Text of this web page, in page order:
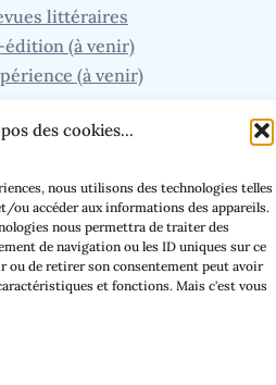
des cookies...
nous utilisons des technologies telles
ou accéder aux informations des appareils.
nous permettra de traiter des
de navigation ou les ID uniques sur ce
ou de retirer son consentement peut avoir
et fonctions. Mais c'est vous
littéraires
édition (à venir)
(à venir)
Threads InstagramBluesky